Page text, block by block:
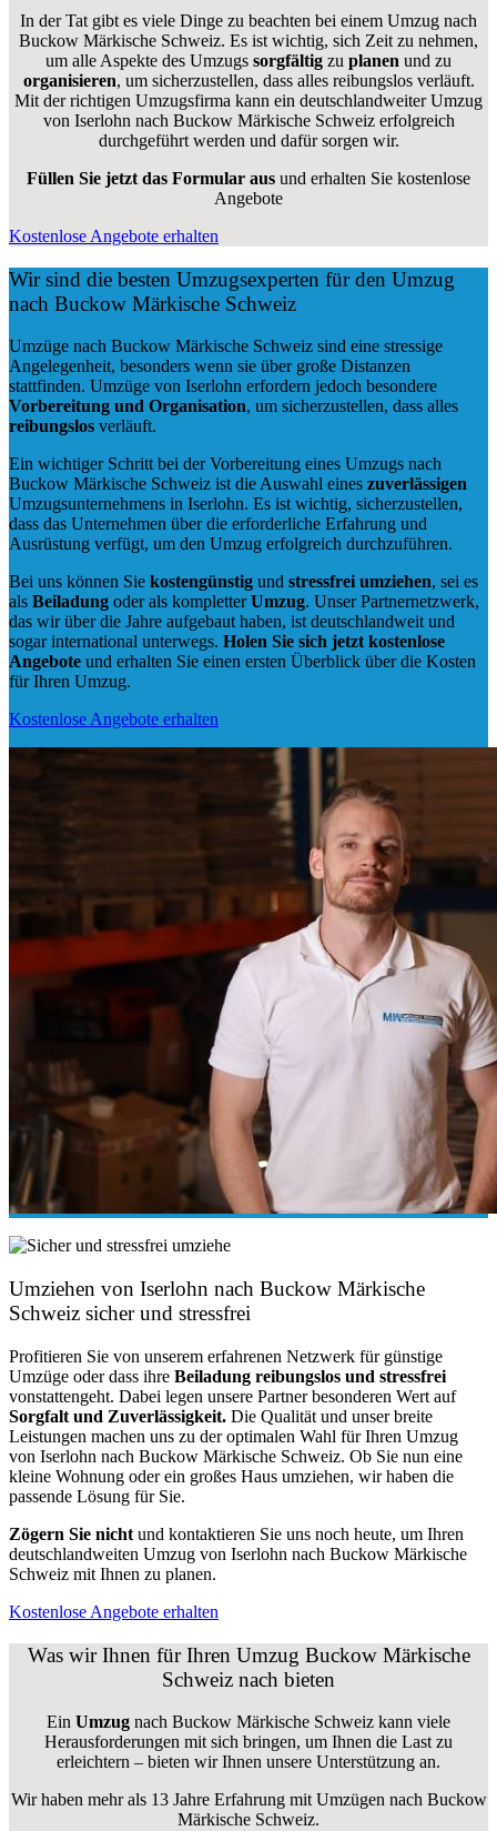
In der Tat gibt es viele Dinge zu beachten bei einem Umzug nach
Buckow Märkische Schweiz. Es ist wichtig, sich Zeit zu nehmen,
um alle Aspekte des Umzugs sorgfältig zu planen und zu
organisieren, um sicherzustellen, dass alles reibungslos verläuft.
Mit der richtigen Umzugsfirma kann ein deutschlandweiter Umzug
von Iserlohn nach Buckow Märkische Schweiz erfolgreich
durchgeführt werden und dafür sorgen wir.
Füllen Sie jetzt das Formular aus und erhalten Sie kostenlose
Angebote
Kostenlose Angebote erhalten
Wir sind die besten Umzugsexperten für den Umzug
nach Buckow Märkische Schweiz
Umzüge nach Buckow Märkische Schweiz sind eine stressige
Angelegenheit, besonders wenn sie über große Distanzen
stattfinden. Umzüge von Iserlohn erfordern jedoch besondere
Vorbereitung und Organisation, um sicherzustellen, dass alles
reibungslos verläuft.
Ein wichtiger Schritt bei der Vorbereitung eines Umzugs nach
Buckow Märkische Schweiz ist die Auswahl eines zuverlässigen
Umzugsunternehmens in Iserlohn. Es ist wichtig, sicherzustellen,
dass das Unternehmen über die erforderliche Erfahrung und
Ausrüstung verfügt, um den Umzug erfolgreich durchzuführen.
Bei uns können Sie kostengünstig und stressfrei umziehen, sei es
als Beiladung oder als kompletterUmzug. Unser Partnernetzwerk,
das wir über die Jahre aufgebaut haben, ist deutschlandweit und
sogar international unterwegs. Holen Sie sich jetzt kostenlose
Angebote und erhalten Sie einen ersten Überblick über die Kosten
für Ihren Umzug.
Kostenlose Angebote erhalten
Umziehen von Iserlohn nach Buckow Märkische
Schweiz sicher und stressfrei
Profitieren Sie von unserem erfahrenen Netzwerk für günstige
Umzüge oder dass ihre Beiladung reibungslos und stressfrei
vonstattengeht. Dabei legen unsere Partner besonderen Wert auf
Sorgfalt und Zuverlässigkeit. Die Qualität und unser breite
Leistungen machen uns zu der optimalen Wahl für Ihren Umzug
von Iserlohn nach Buckow Märkische Schweiz. Ob Sie nun eine
kleine Wohnung oder ein großes Haus umziehen, wir haben die
passende Lösung für Sie.
Zögern Sie nicht und kontaktieren Sie uns noch heute, um Ihren
deutschlandweiten Umzug von Iserlohn nach Buckow Märkische
Schweiz mit Ihnen zu planen.
Kostenlose Angebote erhalten
Was wir Ihnen für Ihren Umzug Buckow Märkische
Schweiz nach bieten
Ein Umzug nach Buckow Märkische Schweiz kann viele
Herausforderungen mit sich bringen, um Ihnen die Last zu
erleichtern – bieten wir Ihnen unsere Unterstützung an.
Wir haben mehr als 13 Jahre Erfahrung mit Umzügen nach Buckow
Märkische Schweiz.